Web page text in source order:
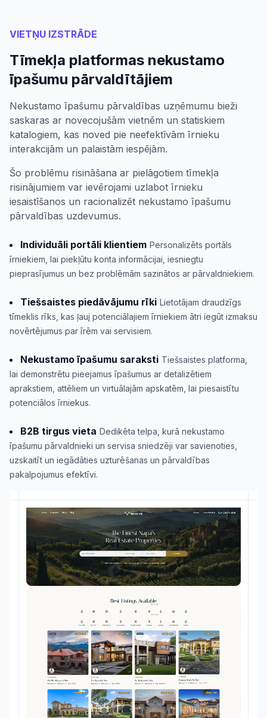
VIETŅU IZSTRĀDE
Tīmekļa platformas nekustamo
īpašumu pārvaldītājiem
Nekustamo īpašumu pārvaldības uzņēmumu bieži
saskaras ar novecojušām vietnēm un statiskiem
katalogiem, kas noved pie neefektīvām īrnieku
interakcijām un palaistām iespējām.
Šo problēmu risināšana ar pielāgotiem tīmekļa
risinājumiem var ievērojami uzlabot īrnieku
iesaistīšanos un racionalizēt nekustamo īpašumu
pārvaldības uzdevumus.
Individuāli portāli klientiem Personalizēts portāls
īrniekiem, lai piekļūtu konta informācijai, iesniegtu
pieprasījumus un bez problēmām sazinātos ar pārvaldniekiem.
Tiešsaistes piedāvājumu rīki Lietotājam draudzīgs
tīmeklis rīks, kas ļauj potenciālajiem īrniekiem ātri iegūt izmaksu
novērtējumus par īrēm vai servisiem.
Nekustamo īpašumu saraksti Tiešsaistes platforma,
lai demonstrētu pieejamus īpašumus ar detalizētiem
aprakstiem, attēliem un virtuālajām apskatēm, lai piesaistītu
potenciālos īrniekus.
B2B tirgus vieta Dedikēta telpa, kurā nekustamo
īpašumu pārvaldnieki un servisa sniedzēji var savienoties,
uzskaitīt un iegādāties uzturēšanas un pārvaldības
pakalpojumus efektīvi.